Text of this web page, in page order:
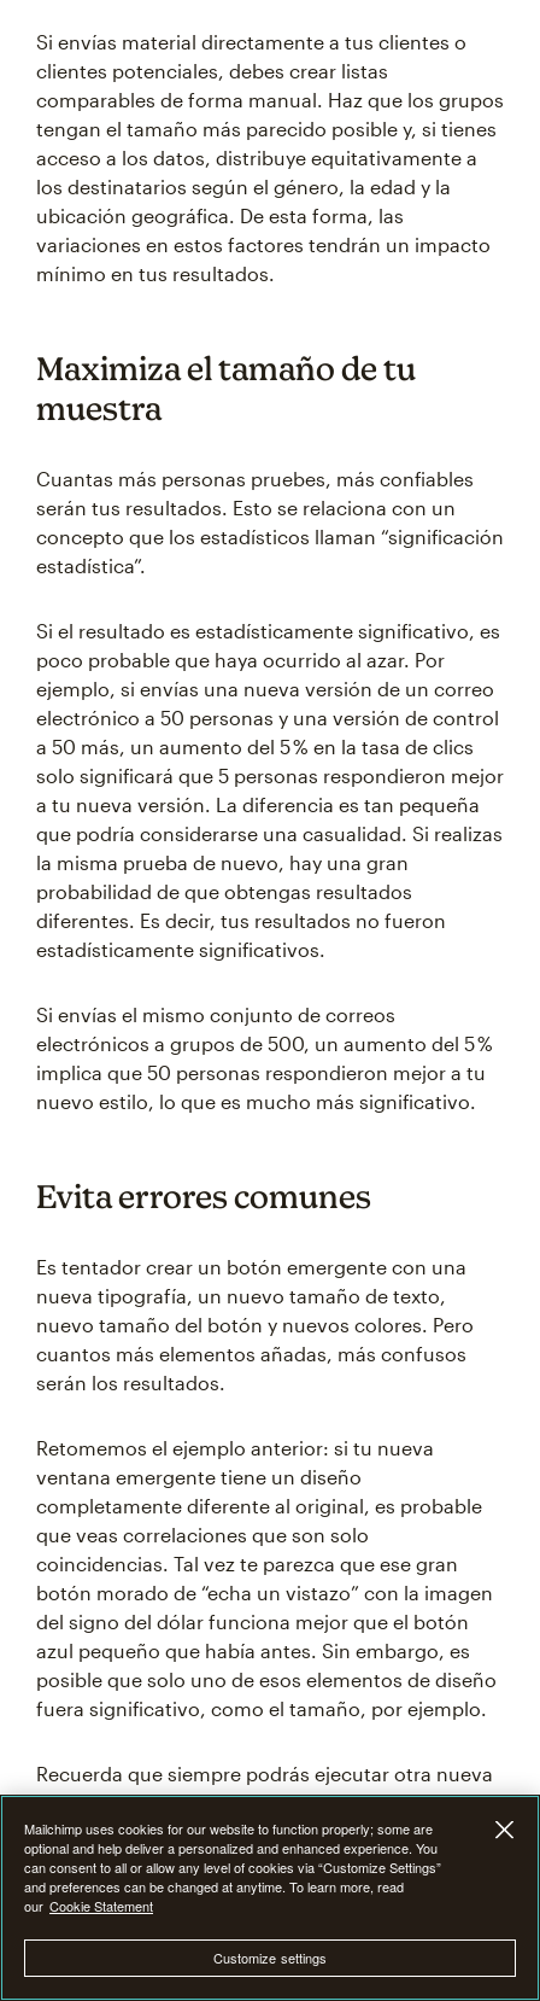
Si envías material directamente a tus clientes o
clientes potenciales, debes crear listas
comparables de forma manual. Haz que los grupos
tengan el tamaño más parecido posible y, si tienes
acceso a los datos, distribuye equitativamente a
los destinatarios según el género, la edad y la
ubicación geográfica. De esta forma, las
variaciones en estos factores tendrán un impacto
mínimo en tus resultados.
Maximiza el tamaño de tu
muestra
Cuantas más personas pruebes, más confiables
serán tus resultados. Esto se relaciona con un
concepto que los estadísticos llaman “significación
estadística”.
Si el resultado es estadísticamente significativo, es
poco probable que haya ocurrido al azar. Por
ejemplo, si envías una nueva versión de un correo
electrónico a 50 personas y una versión de control
a 50 más, un aumento del 5 % en la tasa de clics
solo significará que 5 personas respondieron mejor
a tu nueva versión. La diferencia es tan pequeña
que podría considerarse una casualidad. Si realizas
la misma prueba de nuevo, hay una gran
probabilidad de que obtengas resultados
diferentes. Es decir, tus resultados no fueron
estadísticamente significativos.
Si envías el mismo conjunto de correos
electrónicos a grupos de 500, un aumento del 5 %
implica que 50 personas respondieron mejor a tu
nuevo estilo, lo que es mucho más significativo.
Evita errores comunes
Es tentador crear un botón emergente con una
nueva tipografía, un nuevo tamaño de texto,
nuevo tamaño del botón y nuevos colores. Pero
cuantos más elementos añadas, más confusos
serán los resultados.
Retomemos el ejemplo anterior: si tu nueva
ventana emergente tiene un diseño
completamente diferente al original, es probable
que veas correlaciones que son solo
coincidencias. Tal vez te parezca que ese gran
botón morado de “echa un vistazo” con la imagen
del signo del dólar funciona mejor que el botón
azul pequeño que había antes. Sin embargo, es
posible que solo uno de esos elementos de diseño
fuera significativo, como el tamaño, por ejemplo.
Recuerda que siempre podrás ejecutar otra nueva
prueba con diferentes elementos más adelante.
Observar esa prueba de seguimiento siempre será
más fácil que intentar analizar una prueba con 18
variables distintas.
Espera a que la prueba termine
Mailchimp uses cookies for our website to function properly; some are
optional and help deliver a personalized and enhanced experience. You
can consent to all or allow any level of cookies via “Customize Settings”
and preferences can be changed at anytime. To learn more, read
our Cookie Statement
Customize settings